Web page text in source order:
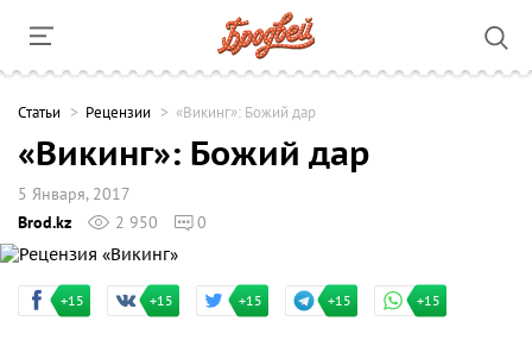
Cтатьи Рецензии «Викинг»: Божий дар
«Викинг»: Божий дар
5 Января, 2017
Brod.kz
2 950 0
+15 +15 +15 +15 +15